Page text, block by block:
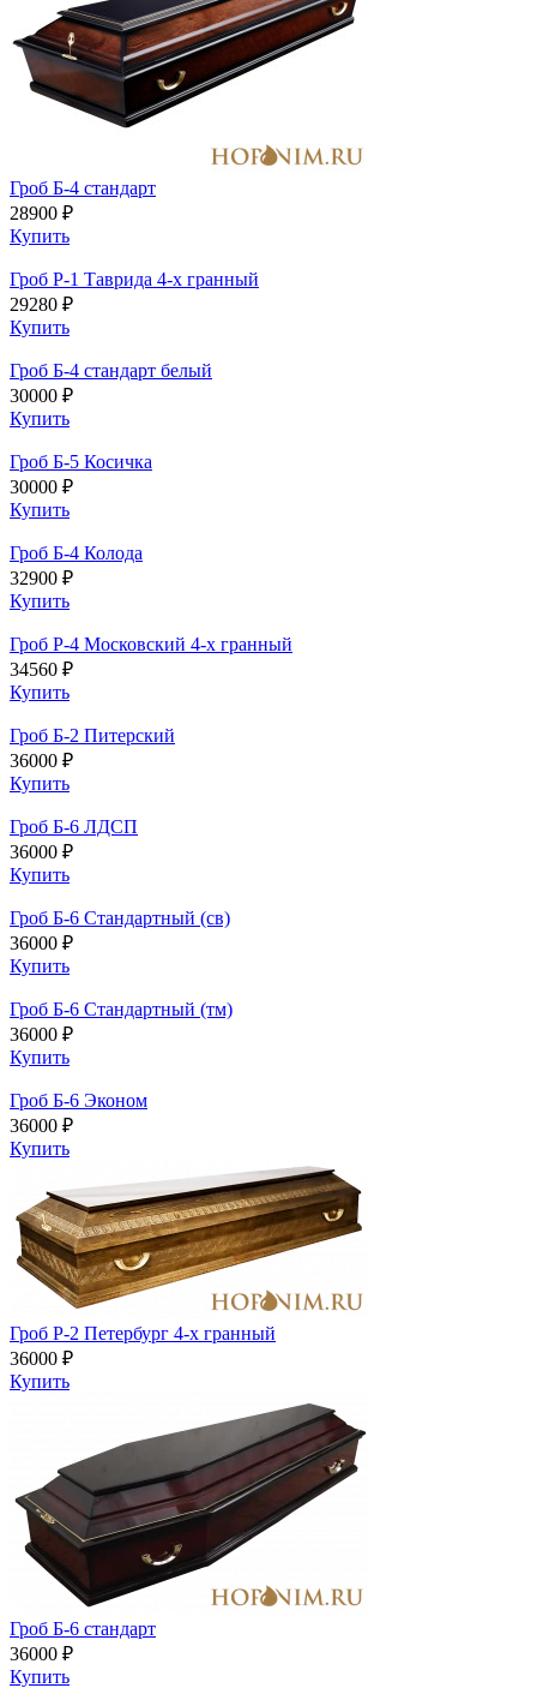
Гроб Б-4 стандарт
28900 ₽
Купить
Гроб Р-1 Таврида 4-х гранный
29280 ₽
Купить
Гроб Б-4 стандарт белый
30000 ₽
Купить
Гроб Б-5 Косичка
30000 ₽
Купить
Гроб Б-4 Колода
32900 ₽
Купить
Гроб Р-4 Московский 4-х гранный
34560 ₽
Купить
Гроб Б-2 Питерский
36000 ₽
Купить
Гроб Б-6 ЛДСП
36000 ₽
Купить
Гроб Б-6 Стандартный (св)
36000 ₽
Купить
Гроб Б-6 Стандартный (тм)
36000 ₽
Купить
Гроб Б-6 Эконом
36000 ₽
Купить
Гроб Р-2 Петербург 4-х гранный
36000 ₽
Купить
Гроб Б-6 стандарт
36000 ₽
Купить